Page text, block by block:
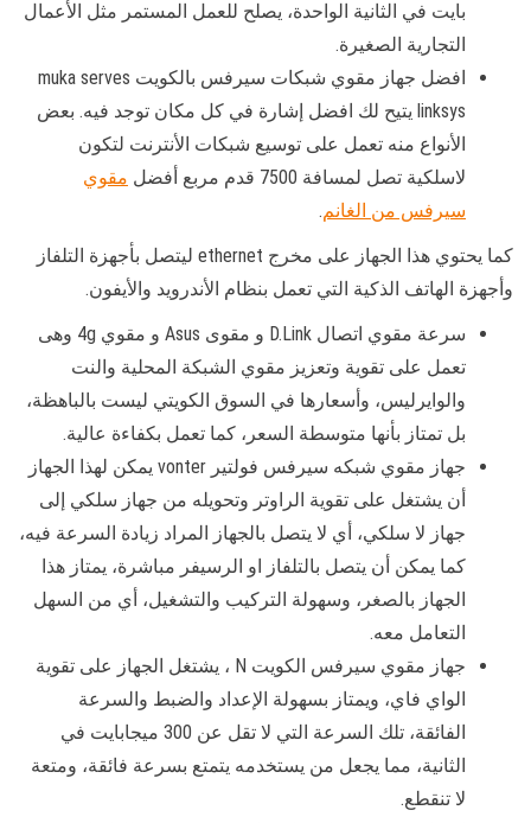
بايت في الثانية الواحدة، يصلح للعمل المستمر مثل الأعمال
التجارية الصغيرة.
افضل جهاز مقوي شبكات سيرفس بالكويت muka serves
linksys يتيح لك افضل إشارة في كل مكان توجد فيه. بعض
الأنواع منه تعمل على توسيع شبكات الأنترنت لتكون
لاسلكية تصل لمسافة 7500 قدم مربع أفضل
مقوي
سيرفس من الغانم.
كما يحتوي هذا الجهاز على مخرج ethernet ليتصل بأجهزة التلفاز
وأجهزة الهاتف الذكية التي تعمل بنظام الأندرويد والأيفون.
سرعة مقوي اتصال D.Link و مقوى Asus و مقوي 4g وهى
تعمل على تقوية وتعزيز مقوي الشبكة المحلية والنت
والوايرليس، وأسعارها في السوق الكويتي ليست بالباهظة،
بل تمتاز بأنها متوسطة السعر، كما تعمل بكفاءة عالية.
جهاز مقوي شبكه سيرفس فولتير vonter يمكن لهذا الجهاز
أن يشتغل على تقوية الراوتر وتحويله من جهاز سلكي إلى
جهاز لا سلكي، أي لا يتصل بالجهاز المراد زيادة السرعة فيه،
كما يمكن أن يتصل بالتلفاز او الرسيفر مباشرة، يمتاز هذا
الجهاز بالصغر، وسهولة التركيب والتشغيل، أي من السهل
التعامل معه.
جهاز مقوي سيرفس الكويت N ، يشتغل الجهاز على تقوية
الواي فاي، ويمتاز بسهولة الإعداد والضبط والسرعة
الفائقة، تلك السرعة التي لا تقل عن 300 ميجابايت في
الثانية، مما يجعل من يستخدمه يتمتع بسرعة فائقة، ومتعة
لا تنقطع.